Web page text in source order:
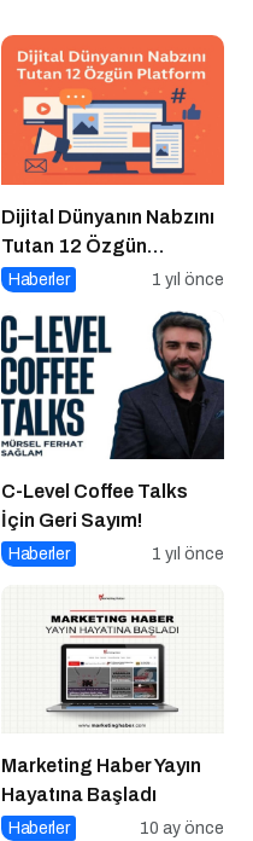
Dijital Dünyanın Nabzını
Tutan 12 Özgün
Platform
Haberler 1 yıl önce
C-Level Coffee Talks
İçin Geri Sayım!
Haberler 1 yıl önce
Marketing Haber Yayın
Hayatına Başladı
Haberler 10 ay önce